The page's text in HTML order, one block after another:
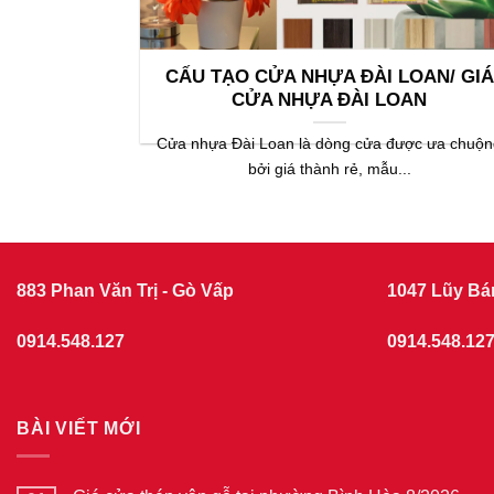
CẤU TẠO CỬA NHỰA ĐÀI LOAN/ GIÁ
CỬA NHỰA ĐÀI LOAN
Cửa nhựa Đài Loan là dòng cửa được ưa
bởi giá thành rẻ, mẫu...
883 Phan Văn Trị - Gò Vấp
0914.548.127
1047 Lũy
0914.548.127
BÀI VIẾT MỚI